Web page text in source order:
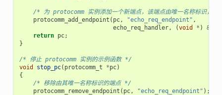
/* 为 protocomm 实例添加一个新端点，该端点由唯一名称标识，再
protocomm_add_endpoint ( pc, "echo_req_endpoint" ,
echo_req_handler, (void * ) &
return pc;
}
/* 停止 protocomm 实例的示例函数 */
void
stop_pc( protocomm_t *pc)
{
/* 移除由其唯一名称标识的端点 */
protocomm_remove_endpoint ( pc, "echo_req_endpoint" );